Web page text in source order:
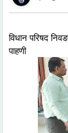
विधान परिषद
पाहणी